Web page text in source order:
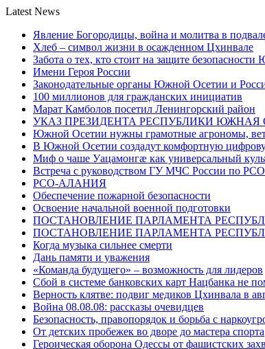
Latest News
Явление Богородицы, война и молитва в
Хлеб – символ жизни в осажденном Цхинвале
Забота о тех, кто стоит на защите
Имени Героя России
Законодательные органы Южной Осетии и
100 миллионов для гражданских инициатив
Марат Камболов посетил Ленингорский район
УКАЗ ПРЕЗИДЕНТА РЕСПУБЛИКИ ЮЖНАЯ
Южной Осетии нужны грамотные агрономы,
В Южной Осетии создадут комфортную
Миф о чаше Уацамонгæ как универсальный
Встреча с руководством ГУ МЧС России по
РСО-АЛАНИЯ
Обеспечение пожарной безопасности
Освоение начальной военной подготовки
ПОСТАНОВЛЕНИЕ ПАРЛАМЕНТА
ПОСТАНОВЛЕНИЕ ПАРЛАМЕНТА
Когда музыка сильнее смерти
Дань памяти и уважения
«Команда будущего» – возможность для лидеров
Сбой в системе банковских карт Нацбанка не
Верность клятве: подвиг медиков Цхинвала в
Война 08.08.08: рассказы очевидцев
Безопасность, правопорядок и борьба с
От детских пробежек во дворе до мастера спорта
Героическая оборона Одессы от фашистских